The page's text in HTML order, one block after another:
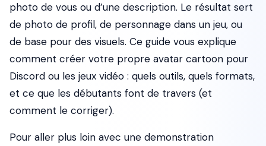
photo de vous ou d’une description. Le résultat sert
de photo de profil, de personnage dans un jeu, ou
de base pour des visuels. Ce guide vous explique
comment créer votre propre avatar cartoon pour
Discord ou les jeux vidéo : quels outils, quels formats,
et ce que les débutants font de travers (et
comment le corriger).
Pour aller plus loin avec une demonstration